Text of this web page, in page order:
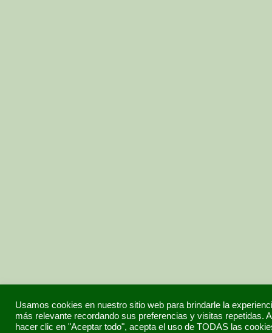
Usamos cookies en nuestro sitio web para brindarle la
más relevante recordando sus preferencias y visitas repetidas.
hacer clic en "Aceptar todo", acepta el uso de TODAS las